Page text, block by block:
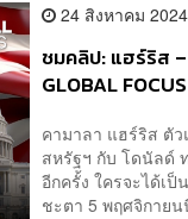
24 สิงหาคม 2024
ชมคลิป: แฮร์ริส
GLOBAL
คามาลา แฮร์ริส ตั
สหรัฐฯ กับ โดนัลด์
อีกครั้ง ใครจะได้เ
ชะตา 5 พฤศจิกายน